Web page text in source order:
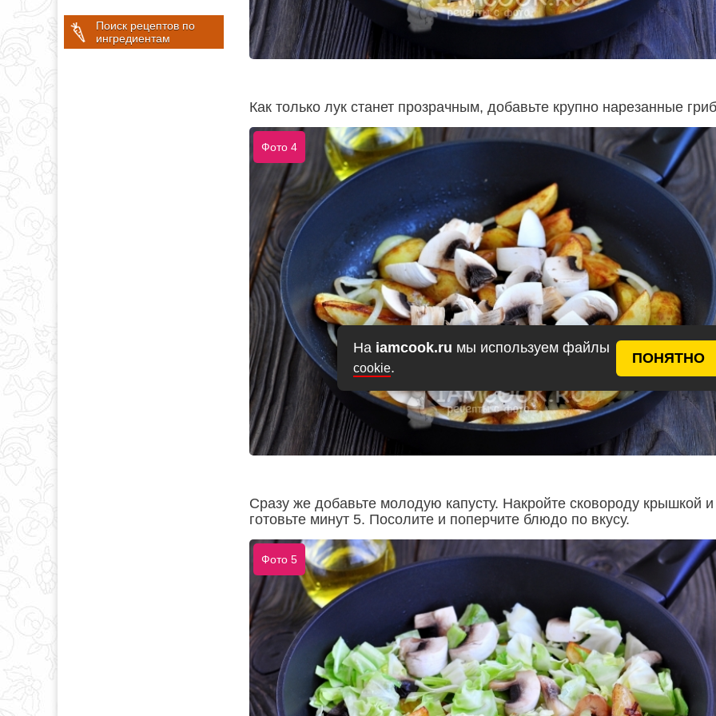
На iamcook.ru мы используем файлы
cookie.
ПОНЯТНО
Поиск рецептов по
ингредиентам
Как только лук станет прозрачным, добавьте крупно нарезанные
Фото 4
Сразу же добавьте молодую капусту. Накройте сковороду крышкой и
готовьте минут 5. Посолите и поперчите блюдо по вкусу.
Фото 5